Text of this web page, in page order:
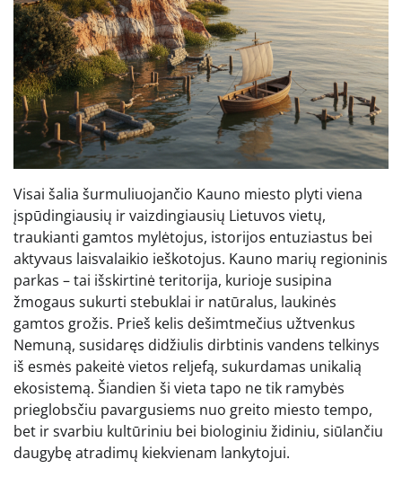
Visai šalia šurmuliuojančio Kauno miesto plyti viena
įspūdingiausių ir vaizdingiausių Lietuvos vietų,
traukianti gamtos mylėtojus, istorijos entuziastus bei
aktyvaus laisvalaikio ieškotojus. Kauno marių regioninis
parkas – tai išskirtinė teritorija, kurioje susipina
žmogaus sukurti stebuklai ir natūralus, laukinės
gamtos grožis. Prieš kelis dešimtmečius užtvenkus
Nemuną, susidaręs didžiulis dirbtinis vandens telkinys
iš esmės pakeitė vietos reljefą, sukurdamas unikalią
ekosistemą. Šiandien ši vieta tapo ne tik ramybės
prieglobsčiu pavargusiems nuo greito miesto tempo,
bet ir svarbiu kultūriniu bei biologiniu židiniu, siūlančiu
daugybę atradimų kiekvienam lankytojui.